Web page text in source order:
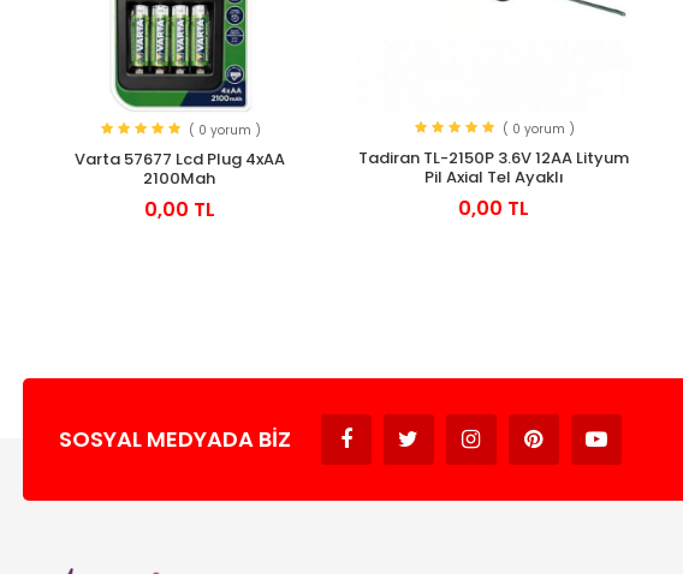
( 0 yorum )
Varta 57677 Lcd Plug 4xAA
2100Mah
0,00 TL
( 0 yorum )
Tadiran TL-2150P 3.6V 12AA Lityum
Pil Axial Tel Ayaklı
0,00 TL
SOSYAL MEDYADA BIZ